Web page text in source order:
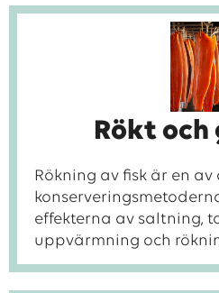
Rökt och
Rökning av fisk är en av
effekterna av saltning,
uppvärmning och